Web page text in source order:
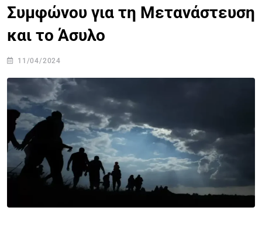
Συμφώνου για τη Μετανάστευση
και το Άσυλο
11/04/2024